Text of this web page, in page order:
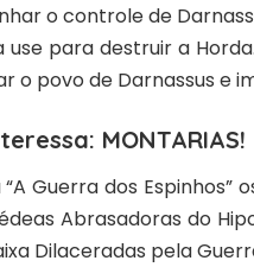
o controle de
use para destruir a Horda.
o povo de Darnassus e
MONTARIAS!
Guerra dos Espinhos”
Abrasadoras do
Dilaceradas pela